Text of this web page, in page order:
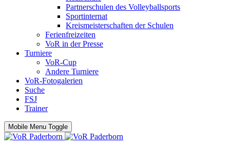
Partnerschulen des Volleyballsports
Sportinternat
Kreismeisterschaften der Schulen
Ferienfreizeiten
VoR in der Presse
Turniere
VoR-Cup
Andere Turniere
VoR-Fotogalerien
Suche
FSJ
Trainer
Mobile Menu Toggle